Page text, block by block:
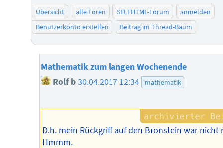
Übersicht alle Foren SELFHTML-Forum
anmelden
Benutzerkonto erstellen
Beitrag im Thread-Baum
Mathematik zum langen Wochenende
Rolf b30.04.2017 12:34 mathematik
D.h. mein Rückgriff auf den Bronstein war nicht
Hmmm.